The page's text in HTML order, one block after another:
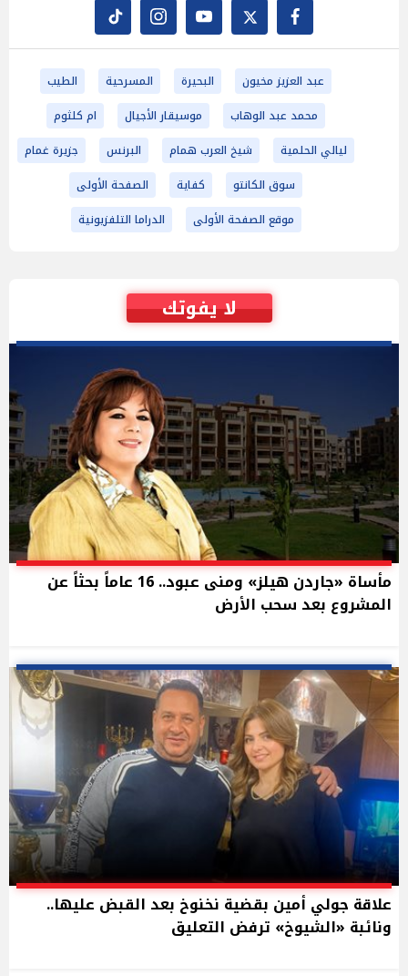
عبد العزيز مخيون البحيرة المسرحية
الطيب
محمد عبد الوهاب
موسيقار الأجيال
ام كلثوم
ليالي الحلمية
شيخ العرب همام البرنس
جزيرة غمام
سوق الكانتو
كفاية
الصفحة الأولى
موقع الصفحة الأولى
الدراما التلفزيونية
لا يفوتك
مأساة «جاردن هيلز» ومنى عبود.. 16 عاماً بحثاً عن
المشروع بعد سحب الأرض
علاقة جولي أمين بقضية نخنوخ بعد القبض عليها..
ونائبة «الشيوخ» ترفض التعليق